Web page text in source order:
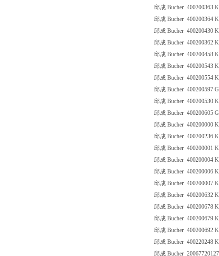
邱成 Bucher 400200363
邱成 Bucher 400200364
邱成 Bucher 400200430
邱成 Bucher 400200362
邱成 Bucher 400200458
邱成 Bucher 400200543
邱成 Bucher 400200554
邱成 Bucher 400200597
邱成 Bucher 400200530
邱成 Bucher 400200605
邱成 Bucher 400200000
邱成 Bucher 400200236
邱成 Bucher 400200001
邱成 Bucher 400200004
邱成 Bucher 400200006
邱成 Bucher 400200007
邱成 Bucher 400200632
邱成 Bucher 400200678
邱成 Bucher 400200679
邱成 Bucher 400200692
邱成 Bucher 400220248
邱成 Bucher